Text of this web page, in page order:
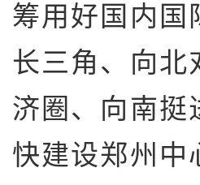
筹用好国内国
长三角、向北
济圈、向南挺
快建设郑州中